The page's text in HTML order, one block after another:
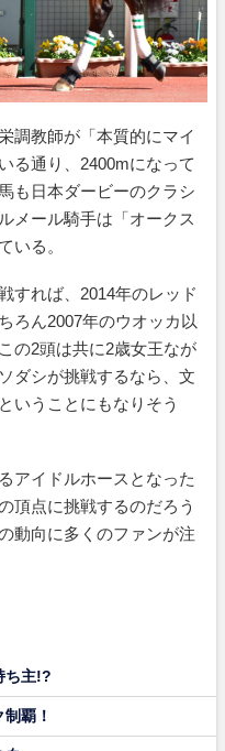
調教師が「本質的にマイ
る通り、2400mになって
も日本ダービーのクラシ
メール騎手は「オークス
いる。
すれば、2014年のレッド
ろん2007年のウオッカ以
の2頭は共に2歳女王なが
ダシが挑戦するなら、文
いうことにもなりそう
アイドルホースとなった
点に挑戦するのだろう
動向に多くのファンが注
ち主!?
覇！